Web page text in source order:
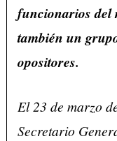
funcionarios del
también un
opositores.
El 23 de marzo
Secretario